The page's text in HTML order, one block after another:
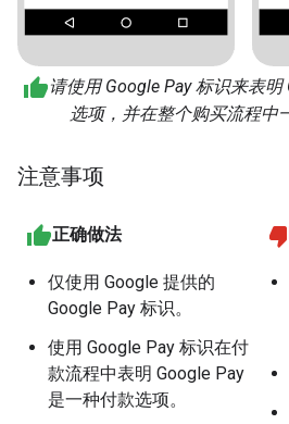
请使用 Google Pay 标识来表
选项，并在整个购买流程中
注意事项
正确做法
仅使用 Google 提供的
Google Pay 标识。
使用 Google Pay 标识在付
款流程中表明 Google Pay
是一种付款选项。